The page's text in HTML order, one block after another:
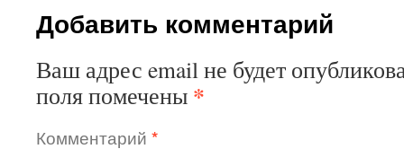
Добавить комментарий
Ваш адрес email не будет
поля помечены *
Комментарий *